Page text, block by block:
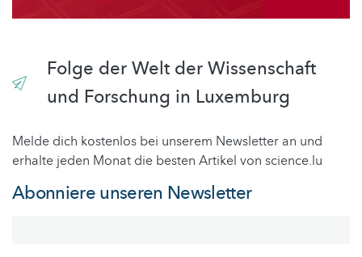
Folge der Welt der Wissenschaft
und Forschung in Luxemburg
Melde dich kostenlos bei unserem Newsletter an und
erhalte jeden Monat die besten Artikel von science.lu
Abonniere unseren Newsletter